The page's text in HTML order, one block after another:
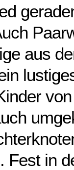
aus
Fest in